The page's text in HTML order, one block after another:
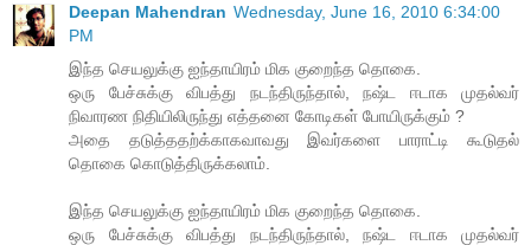
Deepan Mahendran Wednesday, June 16, 2010 6:34:00
PM
இந்த செயலுக்கு ஐந்தாயிரம் மிக குறைந்த தொகை.
ஒரு பேச்சுக்கு விபத்து நடந்திருந்தால், நஷ்ட ஈடாக முதல்வர்
நிவாரண நிதியிலிருந்து எத்தனை கோடிகள் போயிருக்கும் ?
அதை தடுத்ததற்க்காகவாவது இவர்களை பாராட்டி கூடுதல்
தொகை கொடுத்திருக்கலாம்.
இந்த செயலுக்கு ஐந்தாயிரம் மிக குறைந்த தொகை.
ஒரு பேச்சுக்கு விபத்து நடந்திருந்தால், நஷ்ட ஈடாக முதல்வர்